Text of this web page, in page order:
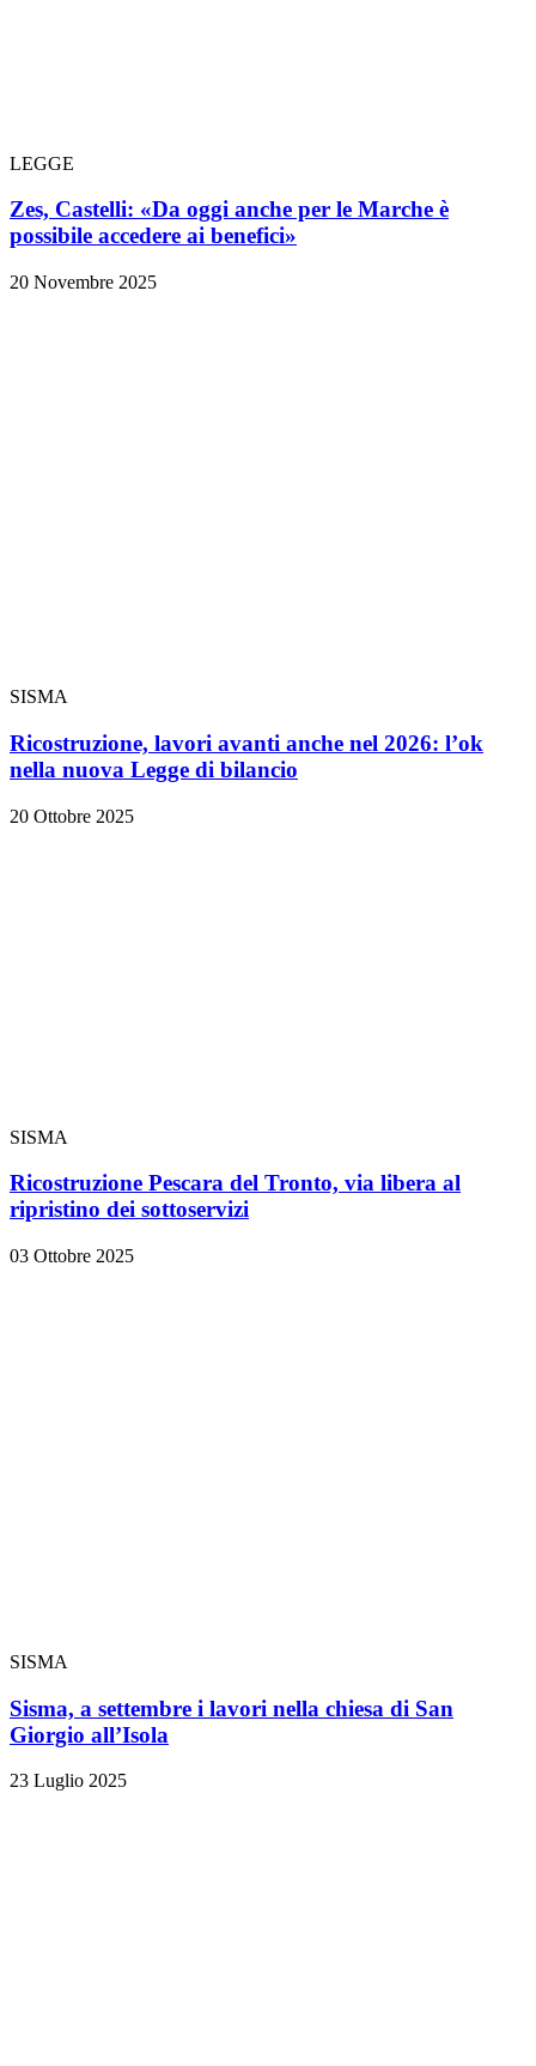
LEGGE
Zes, Castelli: «Da oggi anche per le Marche è
possibile accedere ai benefici»
20 Novembre 2025
SISMA
Ricostruzione, lavori avanti anche nel 2026: l’ok
nella nuova Legge di bilancio
20 Ottobre 2025
SISMA
Ricostruzione Pescara del Tronto, via libera al
ripristino dei sottoservizi
03 Ottobre 2025
SISMA
Sisma, a settembre i lavori nella chiesa di San
Giorgio all’Isola
23 Luglio 2025